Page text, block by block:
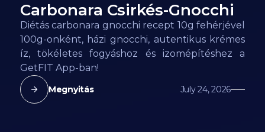
110kcal
Carbonara Csirkés-Gnocchi
Diétás carbonara gnocchi recept 10g fehérjével
100g-onként, házi gnocchi, autentikus krémes
íz, tökéletes fogyáshoz és izomépítéshez a
GetFIT App-ban!
Megnyitás July 24, 2026